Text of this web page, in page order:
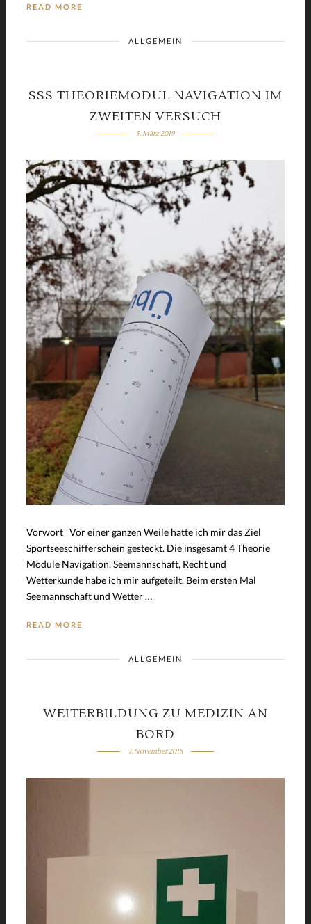
READ MORE
ALLGEMEIN
SSS THEORIEMODUL NAVIGATION IM
ZWEITEN VERSUCH
5. März 2019
Vorwort Vor einer ganzen Weile hatte ich mir das Ziel
Sportseeschifferschein gesteckt. Die insgesamt 4 Theorie
Module Navigation, Seemannschaft, Recht und
Wetterkunde habe ich mir aufgeteilt. Beim ersten Mal
Seemannschaft und Wetter …
READ MORE
ALLGEMEIN
WEITERBILDUNG ZU MEDIZIN AN
BORD
7. November 2018